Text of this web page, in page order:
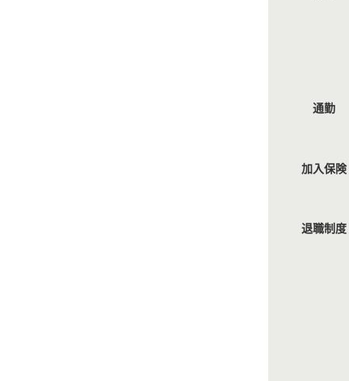
通勤
加入保険
退職制度